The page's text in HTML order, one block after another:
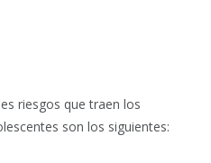
riesgos que traen los
son los siguientes: